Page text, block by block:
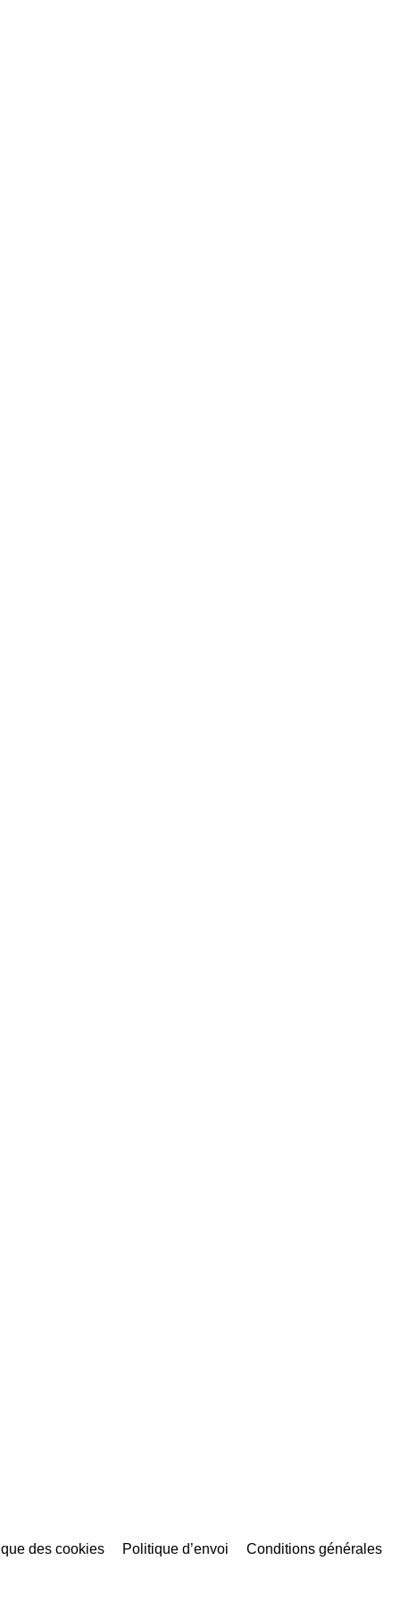
des cookies Politique d’envoi Conditions générales